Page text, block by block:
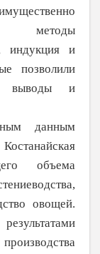
методы
индукция и
позволили
выводы и
данным
объема
овощей.